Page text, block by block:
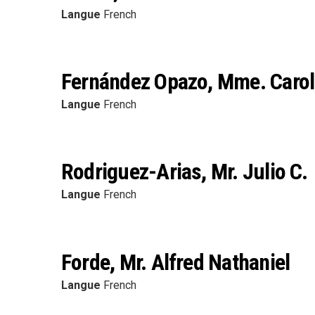
Langue French
Fernández Opazo, Mme.
Langue French
Rodriguez-Arias, Mr. Julio C.
Langue French
Forde, Mr. Alfred Nathaniel
Langue French